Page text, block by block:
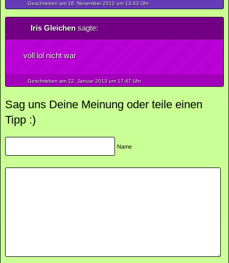
Geschrieben am 18. November2012um 13:43 Uhr
Iris Gleichensagte:
voll lol nicht war
Geschrieben am 22. Januar2013um 17:47 Uhr
Sag uns Deine Meinung oder teile einen
Tipp :)
Name